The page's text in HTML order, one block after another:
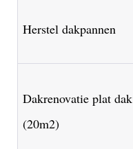
Herstel dakpannen
Dakrenovatie plat dak
(20m2)